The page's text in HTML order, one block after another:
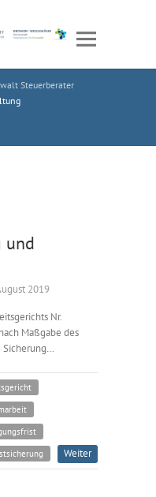
Steuerberater
und
2019
Nr.
Maßgabe des
Sicherung…
Weiter